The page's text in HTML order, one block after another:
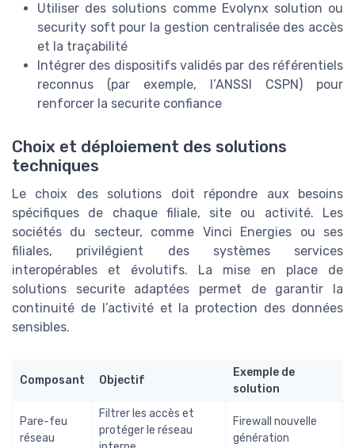
Utiliser des solutions comme Evolynx solution ou
security soft pour la gestion centralisée des accès
et la traçabilité
Intégrer des dispositifs validés par des référentiels
reconnus (par exemple, l’ANSSI CSPN) pour
renforcer la securite confiance
Choix et déploiement des solutions
techniques
Le choix des solutions doit répondre aux besoins
spécifiques de chaque filiale, site ou activité. Les
sociétés du secteur, comme Vinci Energies ou ses
filiales, privilégient des systèmes services
interopérables et évolutifs. La mise en place de
solutions securite adaptées permet de garantir la
continuité de l’activité et la protection des données
sensibles.
Composant Objectif
Exemple de
solution
Pare-feu
réseau
Filtrer les accès et
protéger le réseau
Firewall nouvelle
génération